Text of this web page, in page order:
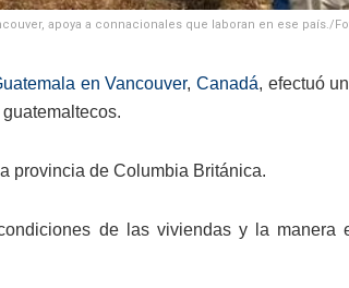
apoya a connacionales que laboran en ese país./
en Vancouver, Canadá, efectuó
provincia de Columbia Británica.
de las viviendas y la manera